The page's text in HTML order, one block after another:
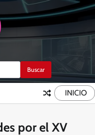
INICIO
por el XV